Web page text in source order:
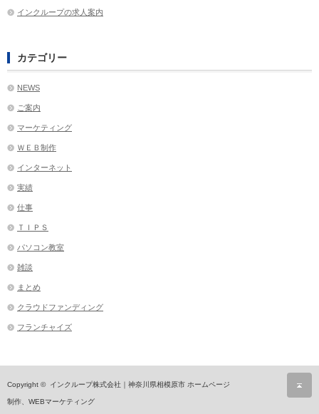
インクループの求人案内
カテゴリー
NEWS
ご案内
マーケティング
ＷＥＢ制作
インターネット
実績
仕事
ＴＩＰＳ
パソコン教室
雑談
まとめ
クラウドファンディング
フランチャイズ
Copyright © インクループ株式会社｜神奈川県相模原市 ホームページ
制作、WEBマーケティング